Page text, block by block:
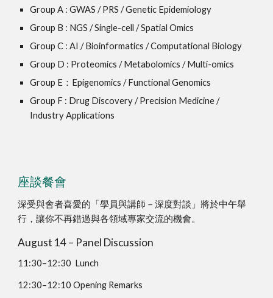
Group A : GWAS / PRS / Genetic Epidemiology
Group B : NGS / Single-cell / Spatial Omics
Group C : AI / Bioinformatics / Computational Biology
Group D : Proteomics / Metabolomics / Multi-omics
Group E：Epigenomics / Functional Genomics
Group F : Drug Discovery / Precision Medicine /
Industry Applications
座談餐會
深受與會者喜愛的 「學員與講師－深度對談」將於中午舉
行，讓你不再錯過與各領域專家交流的機會。
August 14 – Panel Discussion
11:30–12:30 Lunch
12:30–12:10 Opening Remarks